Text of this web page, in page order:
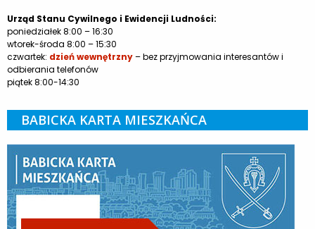
Urząd Stanu Cywilnego i Ewidencji Ludności:
poniedziałek 8:00 – 16:30
wtorek-środa 8:00 – 15:30
czwartek: dzień wewnętrzny– bez przyjmowania interesantów i
odbierania telefonów
piątek 8:00-14:30
BABICKA KARTA MIESZKAŃCA